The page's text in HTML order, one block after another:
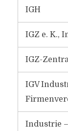
IGH
IGZ e. K.,
IGZ-
IGV
Industrie